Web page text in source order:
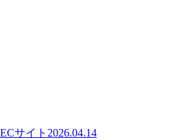
ECサイト 2026.04.14